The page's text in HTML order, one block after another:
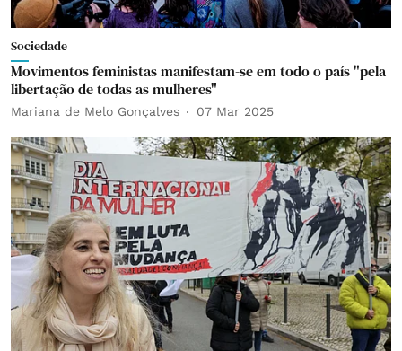
Sociedade
Movimentos feministas manifestam-se em todo o país "pela
libertação de todas as mulheres"
Mariana de Melo Gonçalves 07 Mar 2025